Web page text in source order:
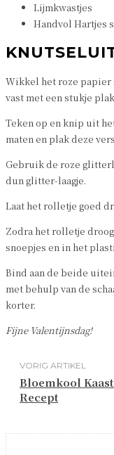
Lijmkwastjes
Handvol Hartjes
Wikkel het roze papier
vast met een stukje
Teken op en knip uit
maten en plak deze
Gebruik de roze
dun glitter-laagje.
Laat het rolletje goed
Zodra het rolletje
snoepjes en in het
Bind aan de beide
met behulp van de
korter.
Fijne Valentijnsdag!
VORIG ARTIKEL
Bloemkool
Recept